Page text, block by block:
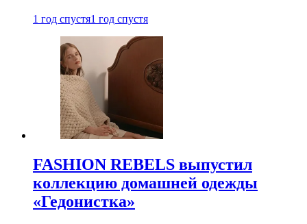
1 год спустя1 год спустя
FASHION REBELS выпустил
коллекцию домашней одежды
«Гедонистка»